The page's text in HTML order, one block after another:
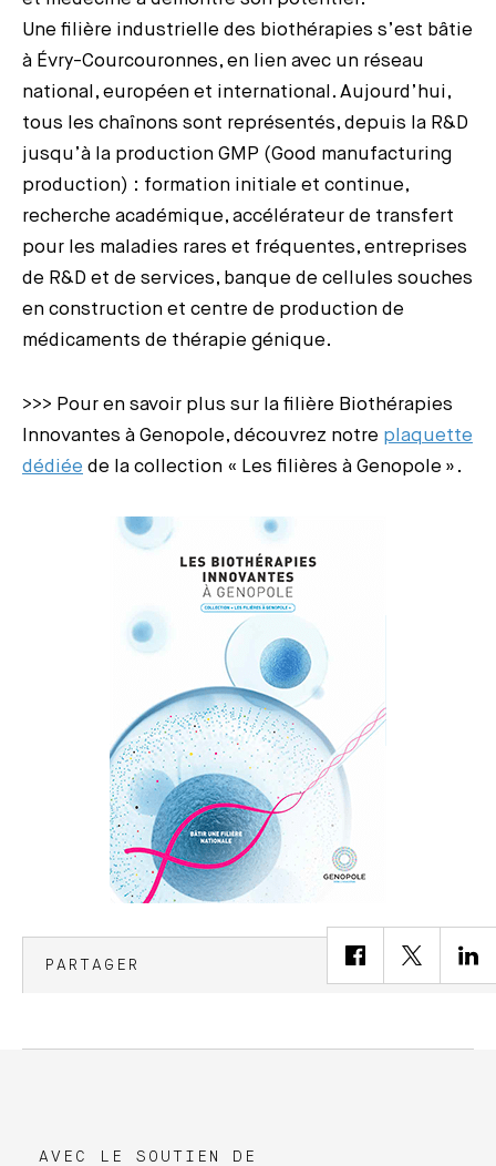
Une filière industrielle des biothérapies s’est bâtie
à Évry-Courcouronnes, en lien avec un réseau
national, européen et international. Aujourd’hui,
tous les chaînons sont représentés, depuis la R&D
jusqu’à la production GMP (Good manufacturing
production) : formation initiale et continue,
recherche académique, accélérateur de transfert
pour les maladies rares et fréquentes, entreprises
de R&D et de services, banque de cellules souches
en construction et centre de production de
médicaments de thérapie génique.
>>> Pour en savoir plus sur la filière Biothérapies
Innovantes à Genopole, découvrez notre plaquette
dédiée de la collection « Les filières à Genopole ».
PARTAGER
AVEC LE SOUTIEN DE